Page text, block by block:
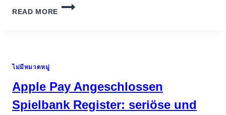
READ MORE
GOKKASTEN
JIJ
200+
VOOR
ไม่มีหมวดหมู่
Apple Pay Angeschlossen
Spielbank Register: seriöse und